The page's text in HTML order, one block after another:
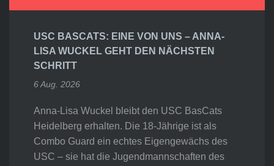
USC BASCATS: EINE VON UNS – ANNA-
LISA WUCKEL GEHT DEN NÄCHSTEN
SCHRITT
6 Aug. 2026
Anna-Lisa Wuckel bleibt den USC BasCats
Heidelberg erhalten. Die 18-Jährige ist als
Combo Guard ein echtes Eigengewächs des
USC – sie hat die Jugendmannschaften des